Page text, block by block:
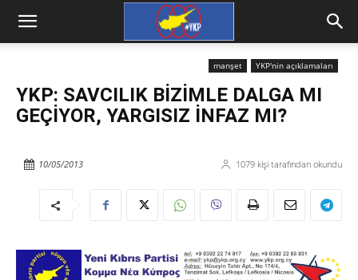
manşet YKP'nin açıklamaları
YKP: SAVCILIK BİZİMLE DALGA MI
GEÇİYOR, YARGISIZ İNFAZ MI?
1079 kişi tarafından okundu
10/05/2013